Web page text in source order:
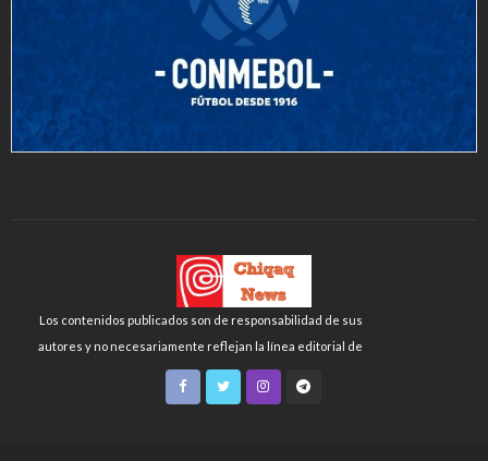
Los contenidos publicados son de responsabilidad de sus
autores y no necesariamente reflejan la línea editorial de
Chiqaq News o de la FLCH-UNMSM.